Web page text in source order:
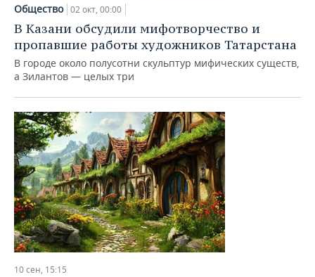
НЕФТЕХИМИЯ
НЕФТЬ
ОПК
ЭНЕРГЕТИКА
РОЗНИЧНАЯ ТОРГОВЛЯ
ТРАНСПОРТ
НОВОСТИ ТЕХНОЛОГИЙ
IT
ТЕЛЕКОММУНИКАЦИИ
МЕРОПРИЯТИЯ
НОВОСТИ МЕРОПРИЯТИЙ
БИЗНЕС-БРАНЧИ
ONLINE-КОНФЕРЕНЦИИ
ОТКРЫТАЯ ЛЕКЦИЯ
СПОРТ
ФУТБОЛ
ХОККЕЙ
БАСКЕТБОЛ
ВОЛЕЙБОЛ
КИБЕРСПОРТ
НОВОСТИ ОБЩЕСТВА
ВЛАСТЬ
ИНФРАСТРУКТУРА
ИСТОРИЯ
КУЛЬТУРА
ФОТОГАЛЕРЕЯ
СЮЖЕТЫ
СПРАВОЧНИК
СПИСОК ПЕРСОН
СПИСОК КОМПАНИЙ
ПОЛНАЯ ВЕРСИЯ
Общество 02 окт, 00:00
В Казани обсудили мифотворчество и
пропавшие работы художников Татарстана
В городе около полусотни скульптур мифических существ,
а Зилантов — целых три
10 сен, 15:15